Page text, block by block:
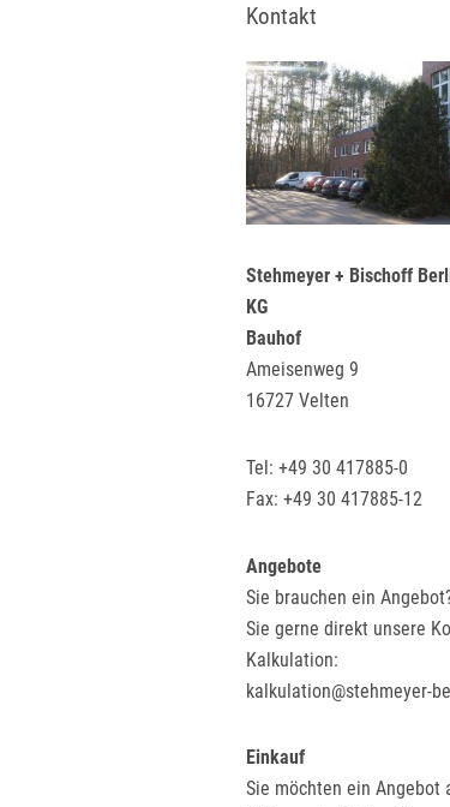
Kontakt
Stehmeyer + Bischoff
KG
Bauhof
Ameisenweg 9
16727 Velten
Tel: +49 30 417885-0
Fax: +49 30 417885-12
Angebote
Sie brauchen ein
Sie gerne direkt unsere
Kalkulation:
kalkulation@stehmeyer-
Einkauf
Sie möchten ein Angebot